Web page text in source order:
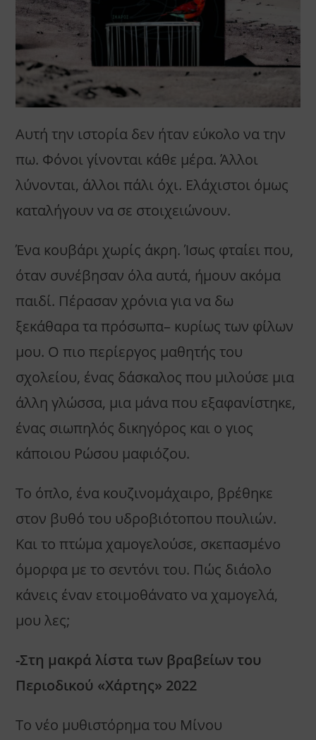
Αυτή την ιστορία δεν ήταν εύκολο να την
πω. Φόνοι γίνονται κάθε μέρα. Άλλοι
λύνονται, άλλοι πάλι όχι. Ελάχιστοι όμως
καταλήγουν να σε στοιχειώνουν.
Ένα κουβάρι χωρίς άκρη. Ίσως φταίει που,
όταν συνέβησαν όλα αυτά, ήμουν ακόμα
παιδί. Πέρασαν χρόνια για να δω
ξεκάθαρα τα πρόσωπα– κυρίως των φίλων
μου. Ο πιο περίεργος μαθητής του
σχολείου, ένας δάσκαλος που μιλούσε μια
άλλη γλώσσα, μια μάνα που εξαφανίστηκε,
ένας σιωπηλός δικηγόρος και ο γιος
κάποιου Ρώσου μαφιόζου.
Το όπλο, ένα κουζινομάχαιρο, βρέθηκε
στον βυθό του υδροβιότοπου πουλιών.
Και το πτώμα χαμογελούσε, σκεπασμένο
όμορφα με το σεντόνι του. Πώς διάολο
κάνεις έναν ετοιμοθάνατο να χαμογελά,
μου λες;
-Στη μακρά λίστα των βραβείων του
Περιοδικού «Χάρτης» 2022
Το νέο μυθιστόρημα του Μίνου